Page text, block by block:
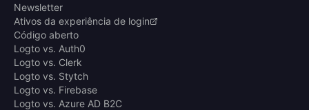
Newsletter
Ativos da experiência de login
Código aberto
Logto vs. Auth0
Logto vs. Clerk
Logto vs. Stytch
Logto vs. Firebase
Logto vs. Azure AD B2C